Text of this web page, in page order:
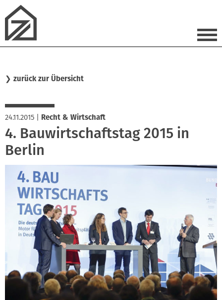
❯ zurück zur Übersicht
24.11.2015 Recht & Wirtschaft
4. Bauwirtschaftstag 2015 in
Berlin